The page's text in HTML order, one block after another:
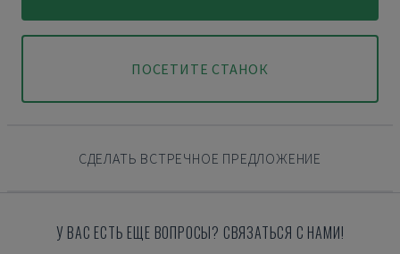
ПОСЕТИТЕ СТАНОК
СДЕЛАТЬ ВСТРЕЧНОЕ ПРЕДЛОЖЕНИЕ
У ВАС ЕСТЬ ЕЩЕ ВОПРОСЫ? СВЯЗАТЬСЯ С НАМИ!